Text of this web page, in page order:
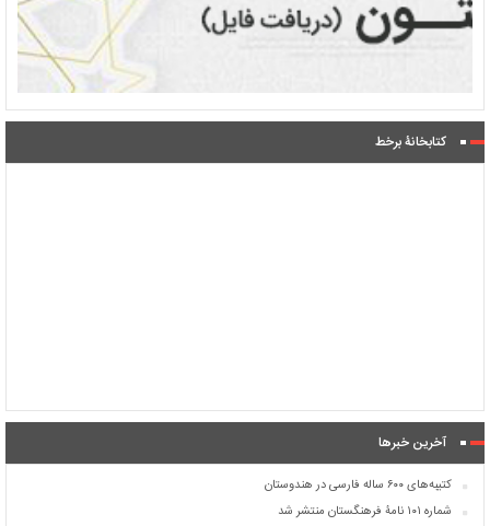
کتابخانۀ برخط
آخرین خبرها
کتیبه‌های ۶۰۰ ساله فارسی در هندوستان
شماره ۱۰۱ نامۀ فرهنگستان منتشر شد